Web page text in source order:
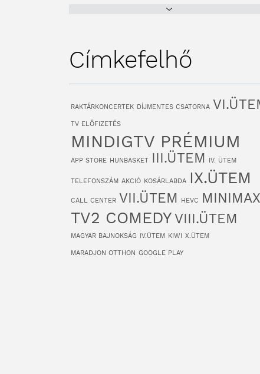
Címkefelhő
RAKTÁRKONCERTEK DÍJMENTES CSATORNA
TV ELŐFIZETÉS
MINDIGTV PRÉMIUM
APP STORE HUNBASKET III.ÜTEM IV. ÜTEM
TELEFONSZÁM AKCIÓ KOSÁRLABDA IX.ÜTEM
CALL CENTER VII.ÜTEM HEVC MINIMAX
TV2 COMEDY VIII.ÜTEM
MAGYAR BAJNOKSÁG IV.ÜTEM KIWI X.ÜTEM
MARADJON OTTHON GOOGLE PLAY